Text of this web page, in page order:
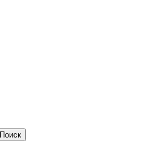
Поиск